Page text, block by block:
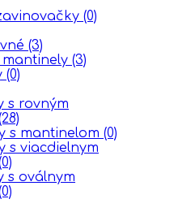
(0)
(3)
mantinely (3)
(0)
s rovným
s mantinelom (0)
s viacdielnym
s oválnym